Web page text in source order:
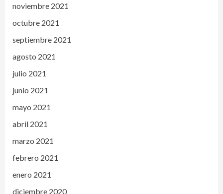
noviembre 2021
octubre 2021
septiembre 2021
agosto 2021
julio 2021
junio 2021
mayo 2021
abril 2021
marzo 2021
febrero 2021
enero 2021
diciembre 2020